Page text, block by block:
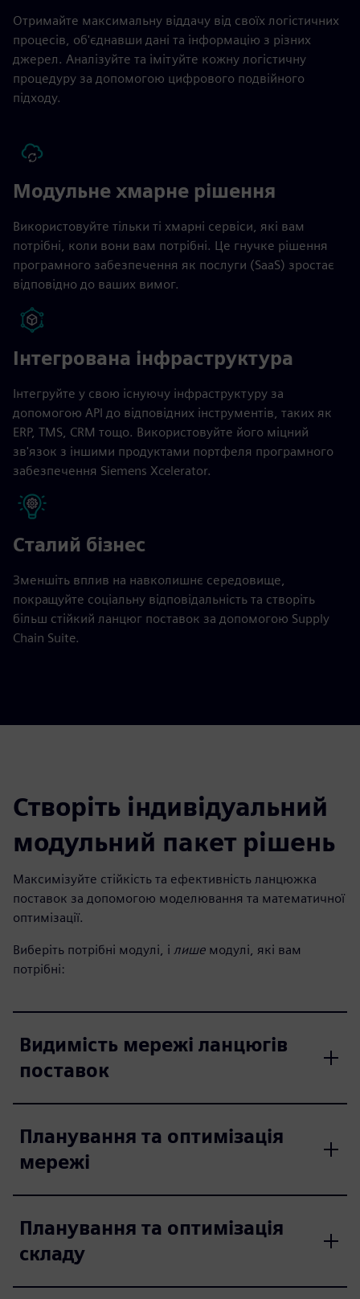
Отримайте максимальну віддачу від своїх логістичних
процесів, об'єднавши дані та інформацію з різних
джерел. Аналізуйте та імітуйте кожну логістичну
процедуру за допомогою цифрового подвійного
підходу.
Модульне хмарне рішення
Використовуйте тільки ті хмарні сервіси, які вам
потрібні, коли вони вам потрібні. Це гнучке рішення
програмного забезпечення як послуги (SaaS) зростає
відповідно до ваших вимог.
Інтегрована інфраструктура
Інтегруйте у свою існуючу інфраструктуру за
допомогою API до відповідних інструментів, таких як
ERP, TMS, CRM тощо. Використовуйте його міцний
зв'язок з іншими продуктами портфеля програмного
забезпечення Siemens Xcelerator.
Сталий бізнес
Зменшіть вплив на навколишнє середовище,
покращуйте соціальну відповідальність та створіть
більш стійкий ланцюг поставок за допомогою Supply
Chain Suite.
Створіть індивідуальний
модульний пакет рішень
Максимізуйте стійкість та ефективність ланцюжка
поставок за допомогою моделювання та математичної
оптимізації.
Виберіть потрібні модулі, і лише модулі, які вам
потрібні:
Видимість мережі ланцюгів
поставок
Планування та оптимізація
мережі
Планування та оптимізація
складу